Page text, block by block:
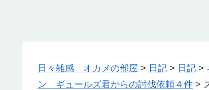
日々雑感 オカメの部屋 > 日記 > 日記 >
ン ギュールズ君からの討伐依頼４件 >